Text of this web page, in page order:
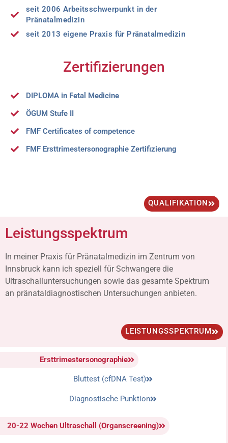
seit 2006 Arbeitsschwerpunkt in der
Pränatalmedizin
seit 2013 eigene Praxis für Pränatalmedizin
Zertifizierungen
DIPLOMA in Fetal Medicine
ÖGUM Stufe II
FMF Certificates of competence
FMF Ersttrimestersonographie Zertifizierung
QUALIFIKATION
Leistungsspektrum
In meiner Praxis für Pränatalmedizin im Zentrum von
Innsbruck kann ich speziell für Schwangere die
Ultraschalluntersuchungen sowie das gesamte Spektrum
an pränataldiagnostischen Untersuchungen anbieten.
LEISTUNGSSPEKTRUM
Ersttrimestersonographie
Bluttest (cfDNA Test)
Diagnostische Punktion
20-22 Wochen Ultraschall (Organscreening)